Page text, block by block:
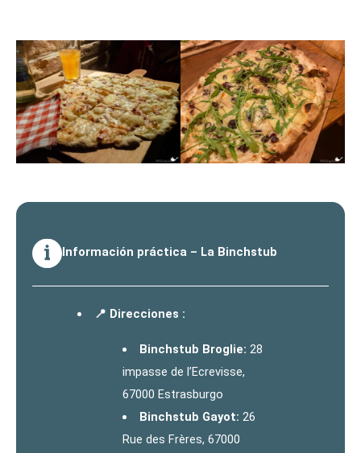
Información práctica – La Binchstub
📍 Direcciones :
Binchstub Broglie: 28
impasse de l’Ecrevisse,
67000 Estrasburgo
Binchstub Gayot: 26
Rue des Frères, 67000